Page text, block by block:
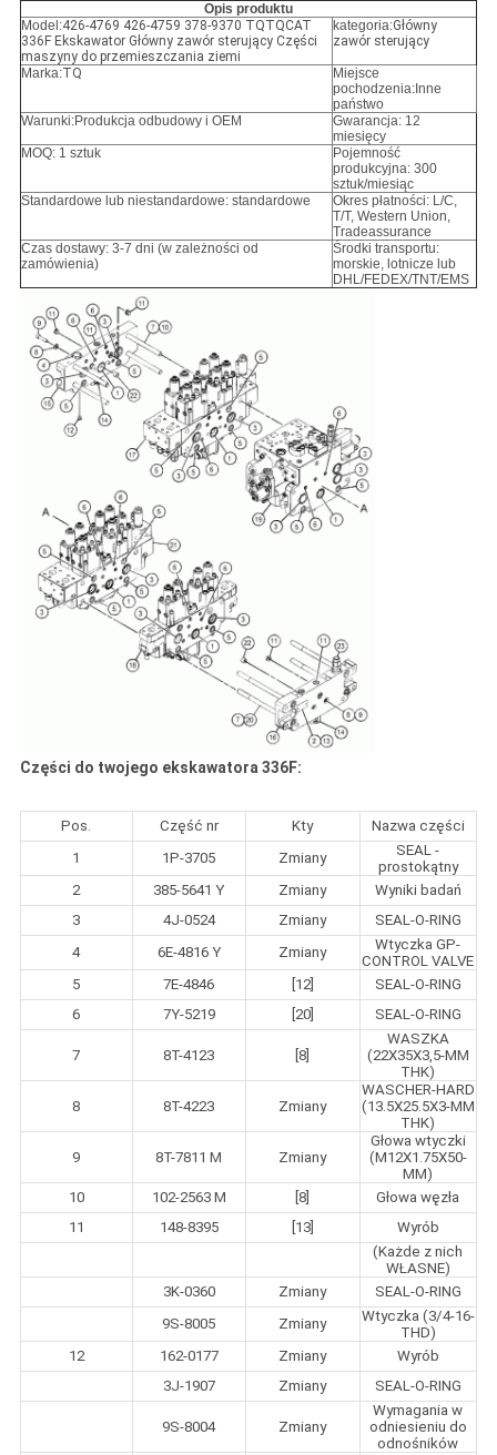
Opis produktu
Model:426-4769 426-4759 378-9370 TQTQCAT
336F Ekskawator Główny zawór sterujący Części
maszyny do przemieszczania ziemi
kategoria:Główny
zawór sterujący
Marka:TQ
Miejsce
pochodzenia:Inne
państwo
Warunki:Produkcja odbudowy i OEM
Gwarancja: 12
miesięcy
MOQ: 1 sztuk
Pojemność
produkcyjna: 300
sztuk/miesiąc
Standardowe lub niestandardowe: standardowe
Okres płatności: L/C,
T/T, Western Union,
Tradeassurance
Czas dostawy: 3-7 dni (w zależności od
zamówienia)
Środki transportu:
morskie, lotnicze lub
DHL/FEDEX/TNT/EMS
Części do twojego ekskawatora 336F:
Pos. Część nr Kty
Nazwa części
1
1P-3705 Zmiany
SEAL -
prostokątny
2
385-5641 Y Zmiany
Wyniki badań
3
4J-0524 Zmiany
SEAL-O-RING
4
6E-4816 Y Zmiany
Wtyczka GP-
CONTROL VALVE
5
7E-4846 [12]
SEAL-O-RING
6
7Y-5219 [20] SEAL-O-RING
7 8T-4123 [8]
WASZKA
(22X35X3,5-MM
THK)
8 8T-4223 Zmiany
WASCHER-HARD
(13.5X25.5X3-MM
THK)
9 8T-7811 M Zmiany
Głowa wtyczki
(M12X1.75X50-
MM)
10
102-2563 M [8]
Głowa węzła
11
148-8395 [13]
Wyrób
(Każde z nich
WŁASNE)
3K-0360
Zmiany
SEAL-O-RING
9S-8005
Zmiany
Wtyczka (3/4-16-
THD)
12
162-0177 Zmiany
Wyrób
3J-1907
Zmiany SEAL-O-RING
9S-8004 Zmiany
Wymagania w
odniesieniu do
odnośników